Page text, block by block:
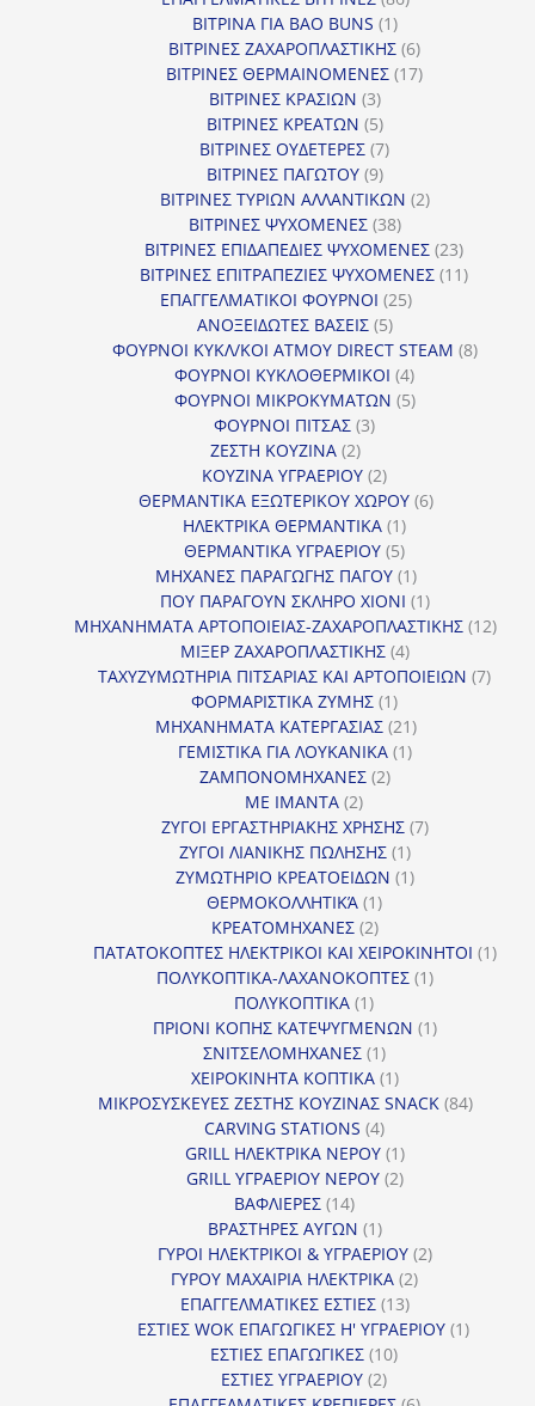
ΒΙΤΡΙΝΑ ΓΙΑ BAO BUNS 11
προϊόν
ΒΙΤΡΙΝΕΣ ΖΑΧΑΡΟΠΛΑΣΤΙΚΗΣ 66
προϊόντα
ΒΙΤΡΙΝΕΣ ΘΕΡΜΑΙΝΟΜΕΝΕΣ 1717
ΒΙΤΡΙΝΕΣ ΚΡΑΣΙΩΝ 33
προϊόντα
ΒΙΤΡΙΝΕΣ ΚΡΕΑΤΩΝ 55
προϊόντα
ΒΙΤΡΙΝΕΣ ΟΥΔΕΤΕΡΕΣ 77
ΒΙΤΡΙΝΕΣ ΠΑΓΩΤΟΥ 99
προϊόντα
ΒΙΤΡΙΝΕΣ ΤΥΡΙΩΝ ΑΛΛΑΝΤΙΚΩΝ 22
ΒΙΤΡΙΝΕΣ ΨΥΧΟΜΕΝΕΣ 3838
προϊόντα
ΒΙΤΡΙΝΕΣ ΕΠΙΔΑΠΕΔΙΕΣ ΨΥΧΟΜΕΝΕΣ 2323
προϊόντα
ΒΙΤΡΙΝΕΣ ΕΠΙΤΡΑΠΕΖΙΕΣ ΨΥΧΟΜΕΝΕΣ 1111
ΕΠΑΓΓΕΛΜΑΤΙΚΟΙ ΦΟΥΡΝΟΙ 2525
ΑΝΟΞΕΙΔΩΤΕΣ ΒΑΣΕΙΣ 55
προϊόντα
ΦΟΥΡΝΟΙ ΚΥΚΛ/ΚΟΙ ΑΤΜΟΥ DIRECT STEAM 88
ΦΟΥΡΝΟΙ ΚΥΚΛΟΘΕΡΜΙΚΟΙ 44
προϊόντα
ΦΟΥΡΝΟΙ ΜΙΚΡΟΚΥΜΑΤΩΝ 55
ΦΟΥΡΝΟΙ ΠΙΤΣΑΣ 33
ΖΕΣΤΗ ΚΟΥΖΙΝΑ 22
προϊόντα
ΚΟΥΖΙΝΑ ΥΓΡΑΕΡΙΟΥ 22
προϊόντα
ΘΕΡΜΑΝΤΙΚΑ ΕΞΩΤΕΡΙΚΟΥ ΧΩΡΟΥ 66
ΗΛΕΚΤΡΙΚΑ ΘΕΡΜΑΝΤΙΚΑ 11
προϊόν
ΘΕΡΜΑΝΤΙΚΑ ΥΓΡΑΕΡΙΟΥ 55
προϊόντα
ΜΗΧΑΝΕΣ ΠΑΡΑΓΩΓΗΣ ΠΑΓΟΥ 11
προϊόν
ΠΟΥ ΠΑΡΑΓΟΥΝ ΣΚΛΗΡΟ ΧΙΟΝΙ 11
προϊόν
ΜΗΧΑΝΗΜΑΤΑ ΑΡΤΟΠΟΙΕΙΑΣ-ΖΑΧΑΡΟΠΛΑΣΤΙΚΗΣ 1212
ΜΙΞΕΡ ΖΑΧΑΡΟΠΛΑΣΤΙΚΗΣ 44
προϊόντα
ΤΑΧΥΖΥΜΩΤΗΡΙΑ ΠΙΤΣΑΡΙΑΣ ΚΑΙ ΑΡΤΟΠΟΙΕΙΩΝ 77
ΦΟΡΜΑΡΙΣΤΙΚΑ ΖΥΜΗΣ 11
προϊόν
ΜΗΧΑΝΗΜΑΤΑ ΚΑΤΕΡΓΑΣΙΑΣ 2121
προϊόντα
ΓΕΜΙΣΤΙΚΑ ΓΙΑ ΛΟΥΚΑΝΙΚΑ 11
ΖΑΜΠΟΝΟΜΗΧΑΝΕΣ 22
ΜΕ ΙΜΑΝΤΑ 22
προϊόντα
ΖΥΓΟΙ ΕΡΓΑΣΤΗΡΙΑΚΗΣ ΧΡΗΣΗΣ 77
ΖΥΓΟΙ ΛΙΑΝΙΚΗΣ ΠΩΛΗΣΗΣ 11
προϊόν
ΖΥΜΩΤΗΡΙΟ ΚΡΕΑΤΟΕΙΔΩΝ 11
ΘΕΡΜΟΚΟΛΛΗΤΙΚΆ 11
προϊόν
ΚΡΕΑΤΟΜΗΧΑΝΕΣ 22
προϊόντα
ΠΑΤΑΤΟΚΟΠΤΕΣ ΗΛΕΚΤΡΙΚΟΙ ΚΑΙ ΧΕΙΡΟΚΙΝΗΤΟΙ 11
ΠΟΛΥΚΟΠΤΙΚΑ-ΛΑΧΑΝΟΚΟΠΤΕΣ 11
ΠΟΛΥΚΟΠΤΙΚΑ 11
προϊόν
ΠΡΙΟΝΙ ΚΟΠΗΣ ΚΑΤΕΨΥΓΜΕΝΩΝ 11
ΣΝΙΤΣΕΛΟΜΗΧΑΝΕΣ 11
προϊόν
ΧΕΙΡΟΚΙΝΗΤΑ ΚΟΠΤΙΚΑ 11
προϊόν
ΜΙΚΡΟΣΥΣΚΕΥΕΣ ΖΕΣΤΗΣ ΚΟΥΖΙΝΑΣ SNACK 8484
CARVING STATIONS 44
προϊόντα
GRILL ΗΛΕΚΤΡΙΚΑ ΝΕΡΟΥ 11
προϊόν
GRILL ΥΓΡΑΕΡΙΟΥ ΝΕΡΟΥ 22
ΒΑΦΛΙΕΡΕΣ 1414
προϊόντα
ΒΡΑΣΤΗΡΕΣ ΑΥΓΩΝ 11
προϊόν
ΓΥΡΟΙ ΗΛΕΚΤΡΙΚΟΙ & ΥΓΡΑΕΡΙΟΥ 22
ΓΥΡΟΥ ΜΑΧΑΙΡΙΑ ΗΛΕΚΤΡΙΚΑ 22
ΕΠΑΓΓΕΛΜΑΤΙΚΕΣ ΕΣΤΙΕΣ 1313
προϊόντα
ΕΣΤΙΕΣ WOK ΕΠΑΓΩΓΙΚΕΣ Η' ΥΓΡΑΕΡΙΟΥ 11
ΕΣΤΙΕΣ ΕΠΑΓΩΓΙΚΕΣ 1010
ΕΣΤΙΕΣ ΥΓΡΑΕΡΙΟΥ 22